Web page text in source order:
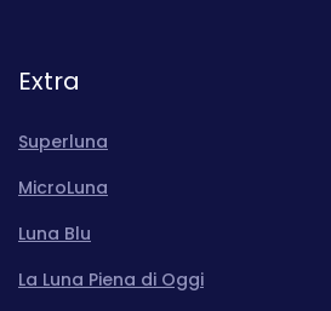
Extra
Superluna
MicroLuna
Luna Blu
La Luna Piena di Oggi